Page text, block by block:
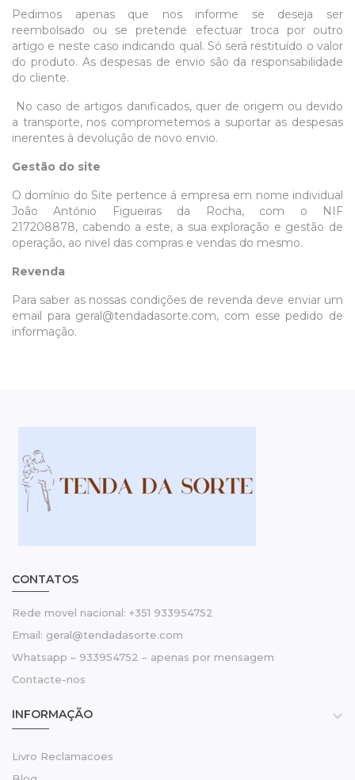
Pedimos apenas que nos informe se deseja ser
reembolsado ou se pretende efectuar troca por outro
artigo e neste caso indicando qual. Só será restituído o valor
do produto. As despesas de envio são da responsabilidade
do cliente.
No caso de artigos danificados, quer de origem ou devido
a transporte, nos comprometemos a suportar as despesas
inerentes à devolução de novo envio.
Gestão do site
O domínio do Site pertence á empresa em nome individual
João António Figueiras da Rocha, com o NIF
217208878, cabendo a este, a sua exploração e gestão de
operação, ao nivel das compras e vendas do mesmo.
Revenda
Para saber as nossas condições de revenda deve enviar um
email para geral@tendadasorte.com, com esse pedido de
informação.
CONTATOS
Rede movel nacional: +351 933954752
Email: geral@tendadasorte.com
Whatsapp – 933954752 – apenas por mensagem
Contacte-nos
INFORMAÇÃO 
Livro Reclamacoes